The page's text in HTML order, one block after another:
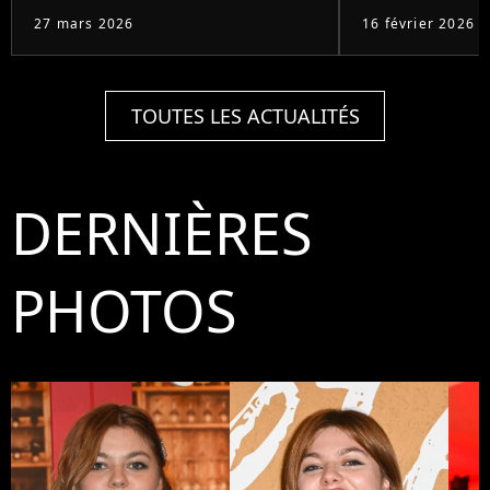
27 mars 2026 16 février 2026
TOUTES LES ACTUALITÉS
DERNIÈRES
PHOTOS